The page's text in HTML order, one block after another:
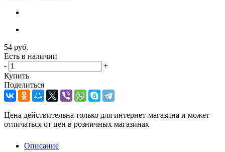
54 руб.
Есть в наличии
-
+
Купить
Поделиться
Цена действительна только для интернет-магазина и может
отличаться от цен в розничных магазинах
Описание